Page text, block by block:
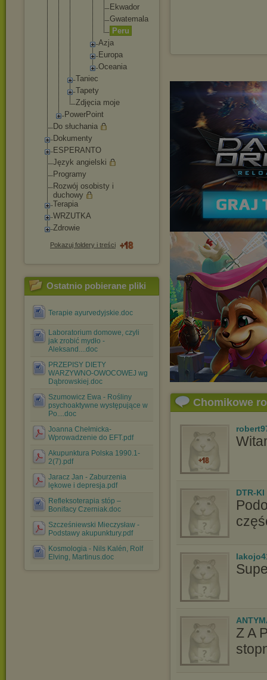
Ekwador
Gwatemal a
Peru
Azja
Europa
Oceania
Taniec
Tapety
Zdjęcia moje
PowerPoint
Do słuchania
Dokumenty
ESPERANTO
Język angielski
Programy
Rozwój osobisty i
duchowy
Terapia
WRZUTKA
Zdrowie
Pokazuj foldery i treści
Ostatnio pobierane pliki
Terapie ayurvedyjskie.doc
Laboratorium domowe, czyli
jak zrobić mydło -
Aleksand....doc
PRZEPISY DIETY
WARZYWNO-OWOCOWEJ wg
Dąbrowskiej.doc
Szumowicz Ewa - Rośliny
psychoaktywne występujące w
Po....doc
Joanna Chełmicka-
Wprowadzenie do EFT.pdf
Akupunktura Polska 1990.1-
2(7).pdf
Jaracz Jan - Zaburzenia
lękowe i depresja.pdf
Refleksoterapia stóp –
Bonifacy Czerniak.doc
Szcześniewski Mieczysław -
Podstawy akupunktury.pdf
Kosmologia - Nils Kalén, Rolf
Elving, Martinus.doc
Chomikowe
DTR-KI
Z A